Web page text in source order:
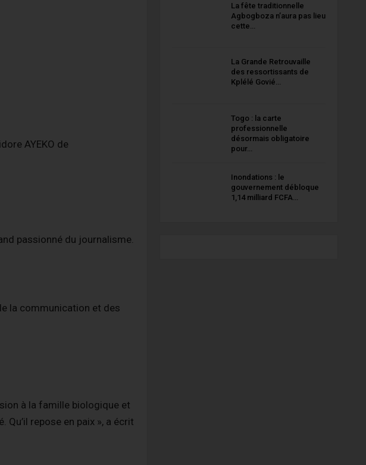
AYEKO de
passionné du journalisme.
la communication et des
à la famille biologique et
Qu’il repose en paix », a écrit
La fête traditionnelle
Agbogboza n’aura pas lieu
cette…
La Grande Retrouvaille
des ressortissants de
Kplélé Govié…
Togo : la carte
professionnelle
désormais obligatoire
pour…
Inondations : le
gouvernement débloque
1,14 milliard FCFA…